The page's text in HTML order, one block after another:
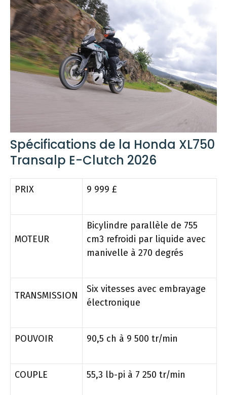
Spécifications de la Honda XL750
Transalp E-Clutch 2026
PRIX 9 999 £
MOTEUR
Bicylindre parallèle de 755
cm3 refroidi par liquide avec
manivelle à 270 degrés
TRANSMISSION
Six vitesses avec embrayage
électronique
POUVOIR 90,5 ch à 9 500 tr/min
COUPLE 55,3 lb-pi à 7 250 tr/min